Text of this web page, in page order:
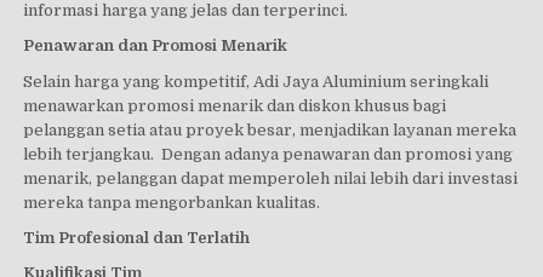
informasi harga yang jelas dan terperinci.
Penawaran dan Promosi Menarik
Selain harga yang kompetitif, Adi Jaya Aluminium seringkali
menawarkan promosi menarik dan diskon khusus bagi
pelanggan setia atau proyek besar, menjadikan layanan mereka
lebih terjangkau. Dengan adanya penawaran dan promosi yang
menarik, pelanggan dapat memperoleh nilai lebih dari investasi
mereka tanpa mengorbankan kualitas.
Tim Profesional dan Terlatih
Kualifikasi Tim